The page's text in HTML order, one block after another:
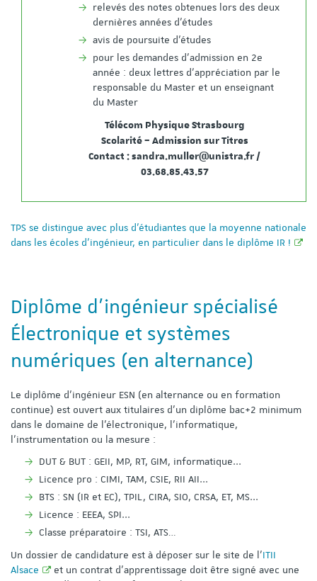
relevés des notes obtenues lors des deux
dernières années d'études
avis de poursuite d'études
pour les demandes d'admission en 2e
année : deux lettres d'appréciation par le
responsable du Master et un enseignant
du Master
Télécom Physique Strasbourg
Scolarité – Admission sur Titres
Contact : sandra.muller@unistra.fr /
03.68.85.43.57
TPS se distingue avec plus d'étudiantes que la moyenne nationale
dans les écoles d'ingénieur, en particulier dans le diplôme IR !
Diplôme d'ingénieur spécialisé
Électronique et systèmes
numériques (en alternance)
Le diplôme d’ingénieur ESN (en alternance ou en formation
continue) est ouvert aux titulaires d'un diplôme bac+2 minimum
dans le domaine de l'électronique, l'informatique,
l'instrumentation ou la mesure :
DUT & BUT : GEII, MP, RT, GIM, informatique...
Licence pro : CIMI, TAM, CSIE, RII AII...
BTS : SN (IR et EC), TPIL, CIRA, SIO, CRSA, ET, MS...
Licence : EEEA, SPI...
Classe préparatoire : TSI, ATS…
Un dossier de candidature est à déposer sur le site de l'ITII
Alsace
et un contrat d’apprentissage doit être signé avec une